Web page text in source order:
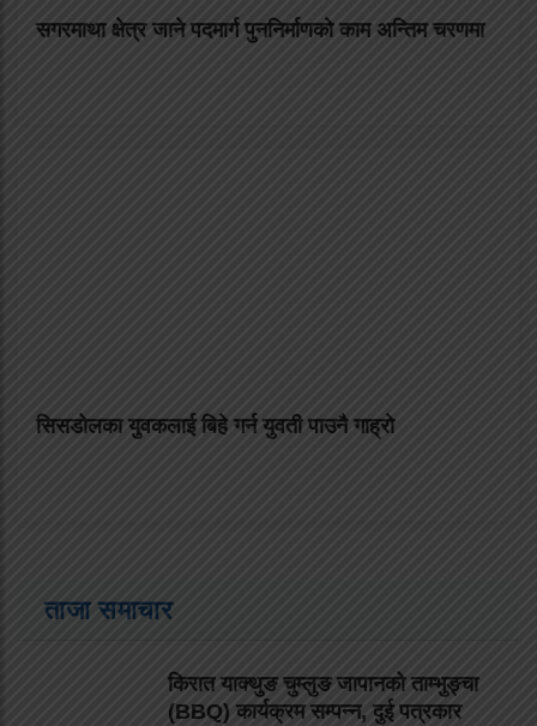
सगरमाथा क्षेत्र जाने पदमार्ग पुननिर्माणको काम अन्तिम चरणमा
सिसडाेलका युवकलाई बिहे गर्न युवती पाउनै गाह्राे
ताजा समाचार
किरात याक्थुङ चुम्लुङ जापानको ताम्भुङ्चा
(BBQ) कार्यक्रम सम्पन्न, दुई पत्रकार